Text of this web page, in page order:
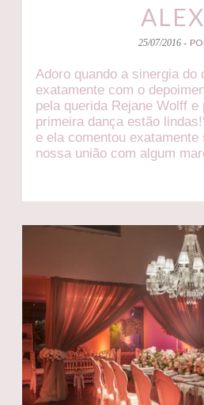
25/07/2016 -
Adoro quando a sinergia
exatamente com o
pela querida Rejane Wolff
primeira dança estão
e ela comentou
nossa união com algum